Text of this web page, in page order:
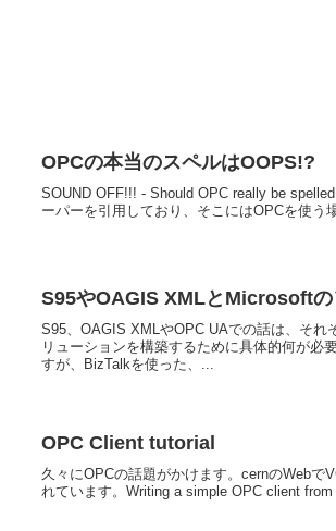
OPCの本当のスペルはOOPS!?
SOUND OFF!!! - Should OPC really be
ーパーを引用しており、そこにはOPCを使う
S95やOAGIS XMLとMicrosoftの
S95、OAGIS XMLやOPC UAでの話は、それ
リューションを構築するために具体的何が必
すが、BizTalkを使った、...
OPC Client tutorial
久々にOPCの話題がかけます。cernのWebで
れています。Writing a simple OPC client